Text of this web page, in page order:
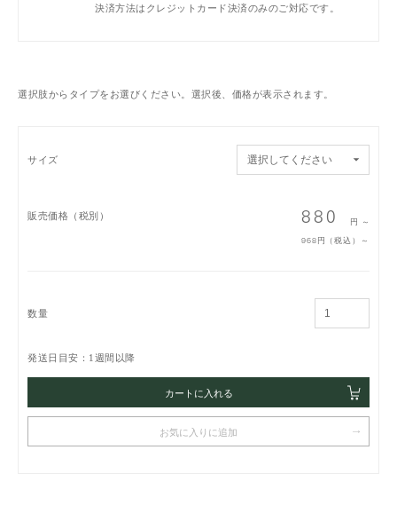
決済方法はクレジットカード決済のみのご対応です。
選択肢からタイプをお選びください。選択後、価格が表示されます。
サイズ
販売価格（税別） 880 円 ～
968円（税込） ～
数量
発送日目安：1週間以降
カートに入れる
お気に入りに追加